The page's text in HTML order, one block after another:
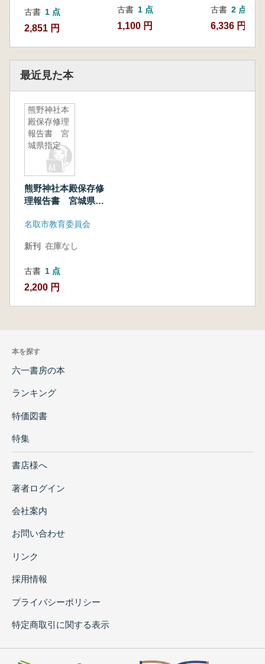
古書 1 点
2,851 円
古書 1 点
1,100 円
古書 2 点
6,336 円~
最近見た本
熊野神社本
殿保存修理
報告書 宮
城県指定
熊野神社本殿保存修
理報告書 宮城県指
名取市教育委員会
新刊 在庫なし
古書 1 点
2,200 円
本を探す
六一書房の本
ランキング
特価図書
特集
書店様へ
著者ログイン
会社案内
お問い合わせ
リンク
採用情報
プライバシーポリシー
特定商取引に関する表示